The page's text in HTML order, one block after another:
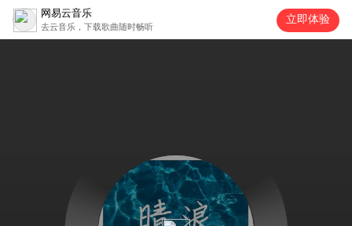
网易云音乐
去云音乐，下载歌曲随时畅听
立即体验